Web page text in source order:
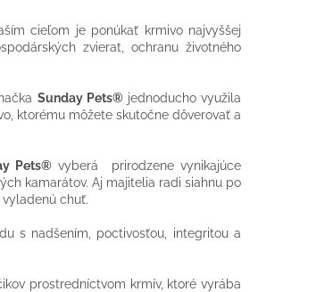
cieľom je ponúkať krmivo najvyššej
zvierat, ochranu životného
Sunday Pets®jednoducho využila
ktorému môžete skutočne dôverovať a
Pets®vyberá prirodzene vynikajúce
kamarátov. Aj majitelia radi siahnu po
chuť.
s nadšením, poctivosťou, integritou a
prostredníctvom krmív, ktoré vyrába